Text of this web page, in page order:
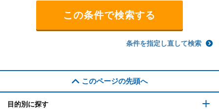
条件を指定し直して検索
このページの先頭へ
目的別に探す